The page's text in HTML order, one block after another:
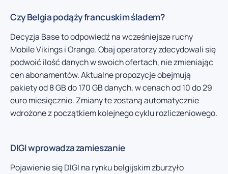
Czy Belgia podąży francuskim śladem?
Decyzja Base to odpowiedź na wcześniejsze ruchy
Mobile Vikings i Orange. Obaj operatorzy zdecydowali się
podwoić ilość danych w swoich ofertach, nie zmieniając
cen abonamentów. Aktualne propozycje obejmują
pakiety od 8 GB do 170 GB danych, w cenach od 10 do 29
euro miesięcznie. Zmiany te zostaną automatycznie
wdrożone z początkiem kolejnego cyklu rozliczeniowego.
DIGI wprowadza zamieszanie
Pojawienie się DIGI na rynku belgijskim zburzyło